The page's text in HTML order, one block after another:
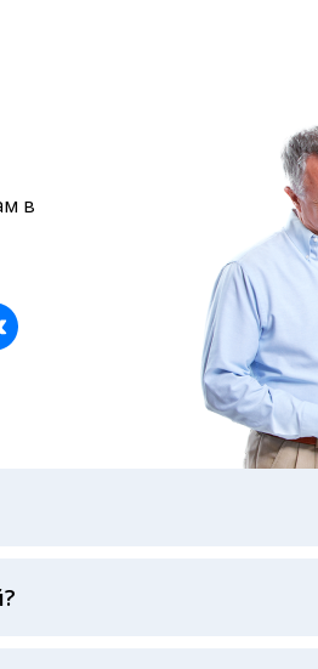
в
международных